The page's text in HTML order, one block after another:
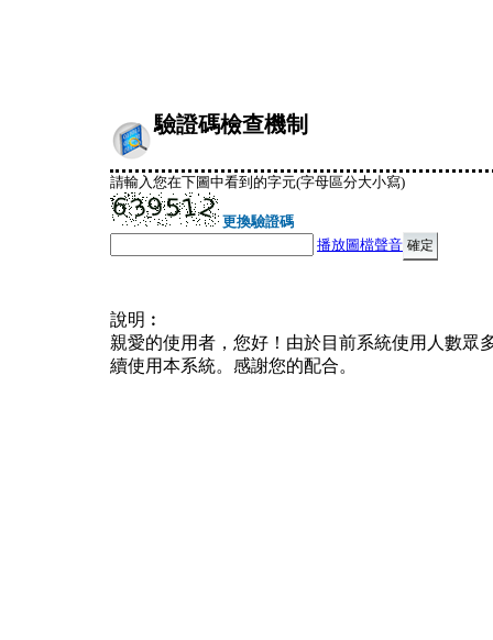
驗證碼檢查機制
請輸入您在下圖中看到的字元(字母區分大小寫)
更換驗證碼
播放圖檔聲音
說明︰
親愛的使用者，您好！由於目前系統使用人數眾
續使用本系統。感謝您的配合。